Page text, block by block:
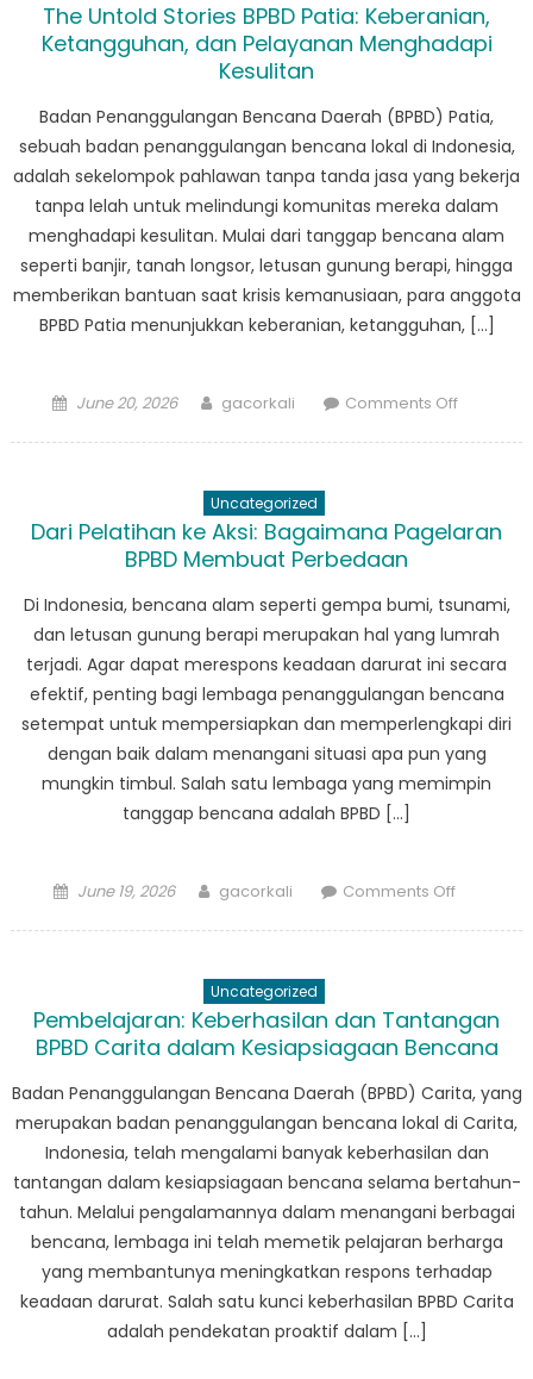
BPBD
The Untold Stories BPBD Patia: Keberanian,
Ketangguhan, dan Pelayanan Menghadapi
Kesulitan
Badan Penanggulangan Bencana Daerah (BPBD) Patia,
sebuah badan penanggulangan bencana lokal di Indonesia,
adalah sekelompok pahlawan tanpa tanda jasa yang bekerja
tanpa lelah untuk melindungi komunitas mereka dalam
menghadapi kesulitan. Mulai dari tanggap bencana alam
seperti banjir, tanah longsor, letusan gunung berapi, hingga
memberikan bantuan saat krisis kemanusiaan, para anggota
BPBD Patia menunjukkan keberanian, ketangguhan, […]
Posted
June 20, 2026 Author
gacorkali Comments Offon
Patia:
Kesulitan
Uncategorized
Dari Pelatihan ke Aksi: Bagaimana Pagelaran
BPBD Membuat Perbedaan
Di Indonesia, bencana alam seperti gempa bumi, tsunami,
dan letusan gunung berapi merupakan hal yang lumrah
terjadi. Agar dapat merespons keadaan darurat ini secara
efektif, penting bagi lembaga penanggulangan bencana
setempat untuk mempersiapkan dan memperlengkapi diri
dengan baik dalam menangani situasi apa pun yang
mungkin timbul. Salah satu lembaga yang memimpin
tanggap bencana adalah BPBD […]
Posted
June 19, 2026 Author
gacorkali Comments Offon
Membuat
Uncategorized
Pembelajaran: Keberhasilan dan Tantangan
BPBD Carita dalam Kesiapsiagaan Bencana
Badan Penanggulangan Bencana Daerah (BPBD) Carita, yang
merupakan badan penanggulangan bencana lokal di Carita,
Indonesia, telah mengalami banyak keberhasilan dan
tantangan dalam kesiapsiagaan bencana selama bertahun-
tahun. Melalui pengalamannya dalam menangani berbagai
bencana, lembaga ini telah memetik pelajaran berharga
yang membantunya meningkatkan respons terhadap
keadaan darurat. Salah satu kunci keberhasilan BPBD Carita
adalah pendekatan proaktif dalam […]